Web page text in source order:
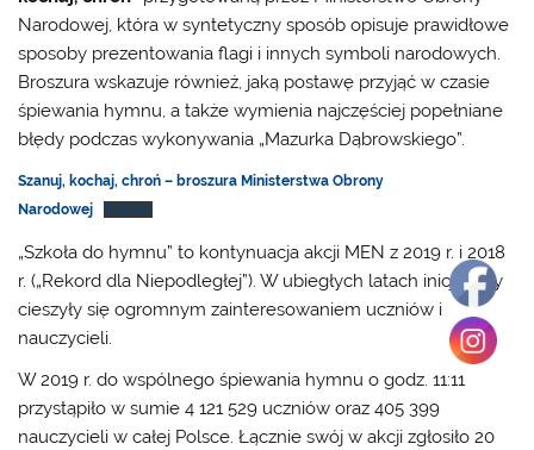
Narodowej, która w syntetyczny sposób opisuje prawidłowe
sposoby prezentowania flagi i innych symboli narodowych.
Broszura wskazuje również, jaką postawę przyjąć w czasie
śpiewania hymnu, a także wymienia najczęściej popełniane
błędy podczas wykonywania „Mazurka Dąbrowskiego”.
Szanuj, kochaj, chroń – broszura Ministerstwa Obrony
Narodowej
Pobierz
„Szkoła do hymnu” to kontynuacja akcji MEN z 2019 r. i 2018
r. („Rekord dla Niepodległej”). W ubiegłych latach inicjatywy
cieszyły się ogromnym zainteresowaniem uczniów i
nauczycieli.
W 2019 r. do wspólnego śpiewania hymnu o godz. 11:11
przystąpiło w sumie 4 121 529 uczniów oraz 405 399
nauczycieli w całej Polsce. Łącznie swój w akcji zgłosiło 20